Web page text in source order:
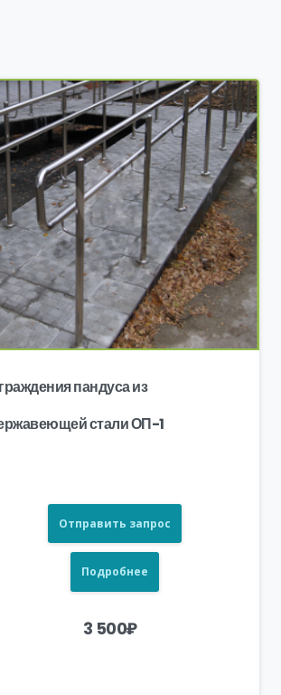
пандуса из
стали ОП-1
Отправить запрос
Подробнее
3 500₽